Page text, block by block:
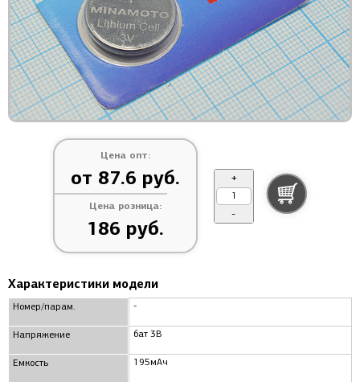
Цена опт:
от 87.6 руб.
Цена розница:
186 руб.
+
-
Характеристики модели
Номер/парам.
Напряжение
Емкость
-
бат 3В
195мАч